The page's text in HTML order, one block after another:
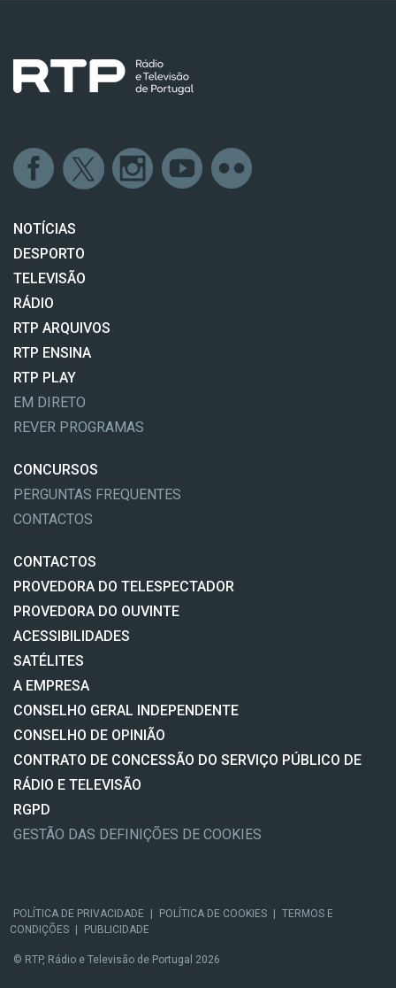
NOTÍCIAS
DESPORTO
TELEVISÃO
RÁDIO
RTP ARQUIVOS
RTP ENSINA
RTP PLAY
EM DIRETO
REVER PROGRAMAS
CONCURSOS
PERGUNTAS FREQUENTES
CONTACTOS
CONTACTOS
PROVEDORA DO TELESPECTADOR
PROVEDORA DO OUVINTE
ACESSIBILIDADES
SATÉLITES
A EMPRESA
CONSELHO GERAL INDEPENDENTE
CONSELHO DE OPINIÃO
CONTRATO DE CONCESSÃO DO SERVIÇO PÚBLICO DE
RÁDIO E TELEVISÃO
RGPD
GESTÃO DAS DEFINIÇÕES DE COOKIES
POLÍTICA DE PRIVACIDADE | POLÍTICA DE COOKIES | TERMOS E
CONDIÇÕES | PUBLICIDADE
© RTP, Rádio e Televisão de Portugal 2026